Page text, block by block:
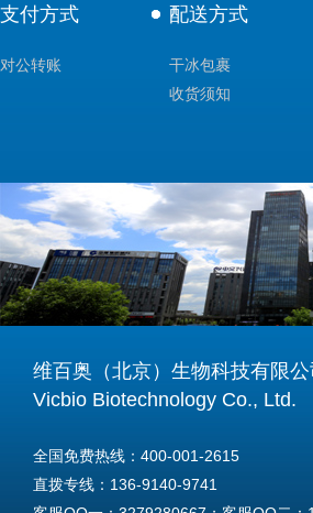
支付方式
对公转账
配送方式
干冰包裹
收货须知
维百奥（北京）生物科技有限公
Vicbio Biotechnology Co., Ltd.
全国免费热线：400-001-2615
直拨专线：136-9140-9741